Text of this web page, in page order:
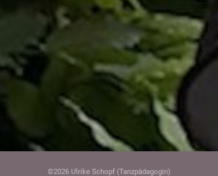
©2026 Ulrike Schopf (Tanzpädagogin)